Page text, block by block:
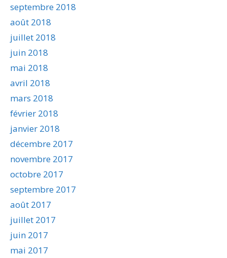
septembre 2018
août 2018
juillet 2018
juin 2018
mai 2018
avril 2018
mars 2018
février 2018
janvier 2018
décembre 2017
novembre 2017
octobre 2017
septembre 2017
août 2017
juillet 2017
juin 2017
mai 2017